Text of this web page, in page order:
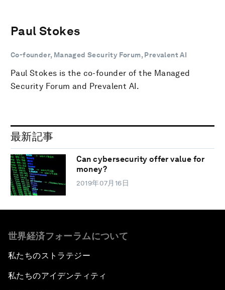
Paul Stokes
Co-founder, Managed Security Forum, Prevalent AI
Paul Stokes is the co-founder of the Managed
Security Forum and Prevalent AI.
最新記事
Can cybersecurity offer value for
money?
2019年07月16日
世界経済フォーラムについて
私たちのストラテジー
私たちのアイデンティティ